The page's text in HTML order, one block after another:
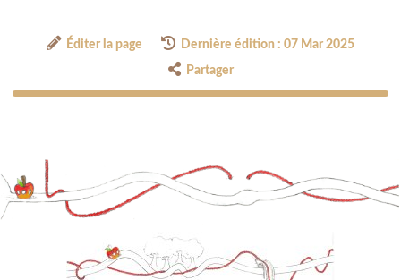
Éditer la page Dernière édition : 07 Mar 2025
Partager